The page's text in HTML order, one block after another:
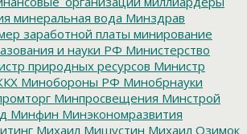
минеральная вода Минздрав
заработной платы минирование
и науки РФ Министерство
природных ресурсов Министр
Минобороны РФ Минобрнауки
Минпросвещения Минстрой
Минфин Минэкономразвития
Михаил Мишустин Михаил Озимок